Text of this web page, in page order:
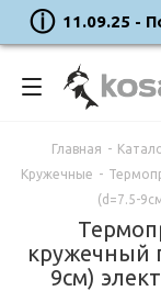
11.09.25 -
Главная -
Кружечные -
(d=7.5-
кружечный
9см)